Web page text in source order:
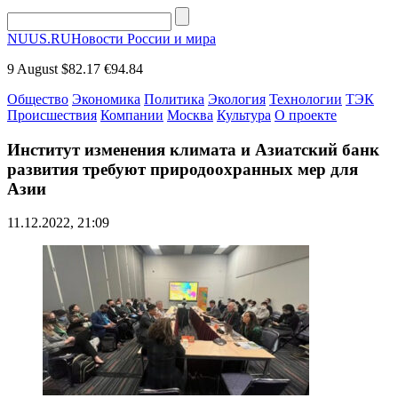
NUUS.RUНовости России и мира
9 August $82.17 €94.84
Общество Экономика Политика Экология Технологии ТЭК
Происшествия Компании Москва Культура О проекте
Институт изменения климата и Азиатский банк
развития требуют природоохранных мер для
Азии
11.12.2022, 21:09